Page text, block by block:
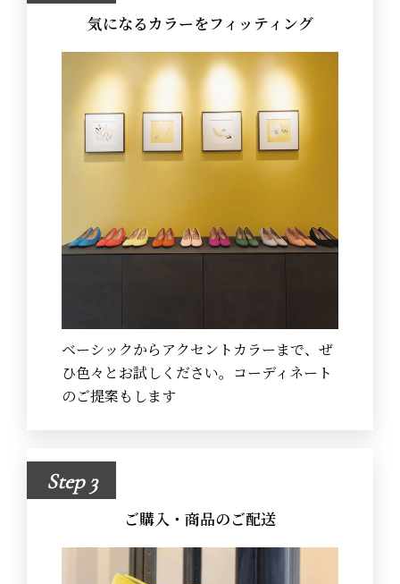
気になるカラーをフィッティング
ベーシックからアクセントカラーまで、ぜ
ひ色々とお試しください。コーディネート
のご提案もします
Step 3
ご購入・商品のご配送